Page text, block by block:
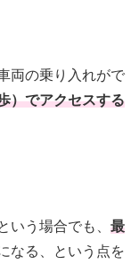
両の乗り入れがで
）でアクセスする
いう場合でも、 最
なる、という点を